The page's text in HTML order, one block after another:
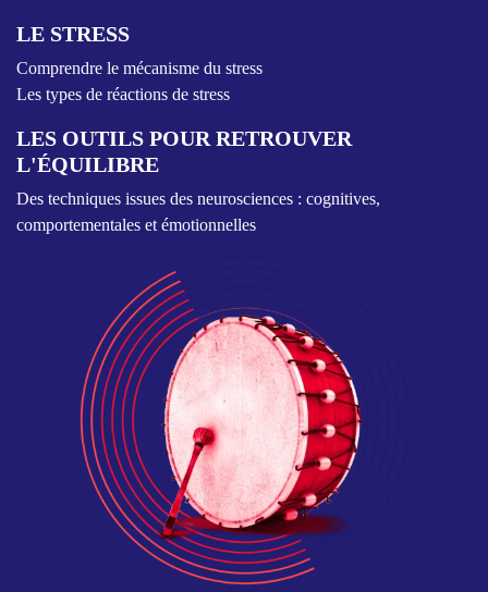
LE STRESS
Comprendre le mécanisme du stress
Les types de réactions de stress
LES OUTILS POUR RETROUVER
L'ÉQUILIBRE
Des techniques issues des neurosciences : cognitives,
comportementales et émotionnelles